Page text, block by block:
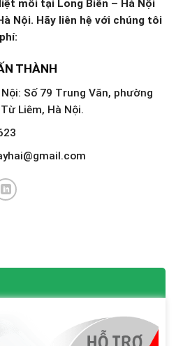
mối tại Long Biên – Hà Nội
Nội. Hãy liên hệ với chúng tôi
THÀNH
Số 79 Trung Văn, phường
Liêm, Hà Nội.